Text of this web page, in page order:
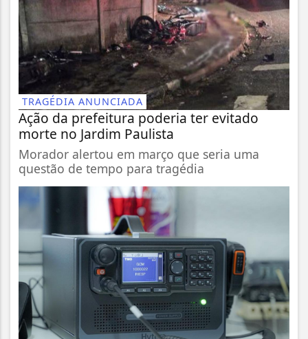
TRAGÉDIA ANUNCIADA
Ação da prefeitura poderia ter evitado
morte no Jardim Paulista
Morador alertou em março que seria uma
questão de tempo para tragédia